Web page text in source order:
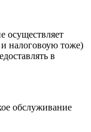
осуществляет
и налоговоую тоже)
в
обслуживание